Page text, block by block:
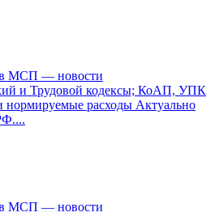
МСП — новости
и Трудовой кодексы; КоАП, УПК
нормируемые расходы Актуально
МСП — новости